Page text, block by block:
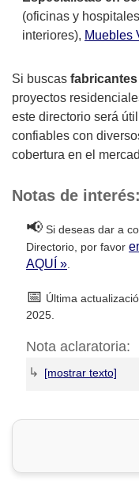
(oficinas y
interiores), Muebles
Si buscas
proyectos
este directorio será
confiables con
cobertura en el
Notas de interés:
📢 Si deseas dar a
Directorio, por favor
AQUÍ »
📅 Última
2025.
Nota aclaratoria:
↳
información
cumplimiento de los